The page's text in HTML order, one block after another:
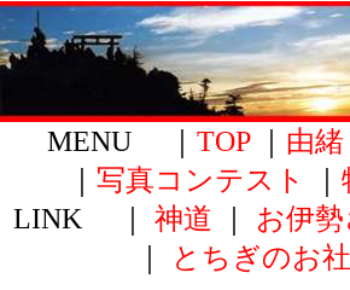
MENU ｜ TOP｜ 由緒
写真コンテスト
LINK ｜ 神道 お伊
とちぎのお社